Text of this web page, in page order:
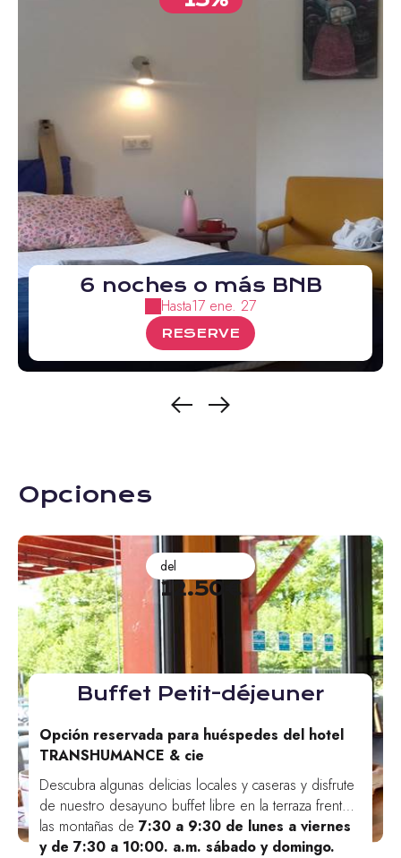
6 noches o más BNB
Hasta17 ene. 27
RESERVE
Opciones
del
12.50€
Buffet Petit-déjeuner
Opción reservada para huéspedes del hotel
TRANSHUMANCE & cie
Descubra algunas delicias locales y caseras y disfrute
de nuestro desayuno buffet libre en la terraza frente a
las montañas de 7:30 a 9:30 de lunes a viernes
y de 7:30 a 10:00. a.m. sábado y domingo.